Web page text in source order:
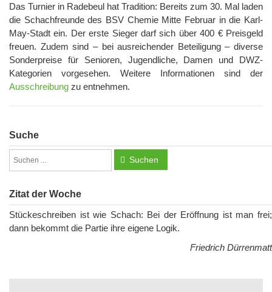
Das Turnier in Radebeul hat Tradition: Bereits zum 30. Mal laden
die Schachfreunde des BSV Chemie Mitte Februar in die Karl-
May-Stadt ein. Der erste Sieger darf sich über 400 € Preisgeld
freuen. Zudem sind – bei ausreichender Beteiligung – diverse
Sonderpreise für Senioren, Jugendliche, Damen und DWZ-
Kategorien vorgesehen. Weitere Informationen sind der
Ausschreibung zu entnehmen.
Suche
Suchen
Zitat der Woche
Stückeschreiben ist wie Schach: Bei der Eröffnung ist man frei;
dann bekommt die Partie ihre eigene Logik.
Friedrich Dürrenmatt